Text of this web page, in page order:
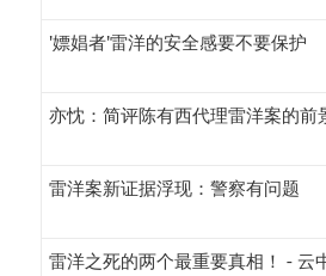
'嫖娼者'雷洋的安全感要不要保护
亦忱：简评陈有西代理雷洋案的前
雷洋案新证据浮现：警察有问题
雷洋之死的两个最重要真相！ - 云